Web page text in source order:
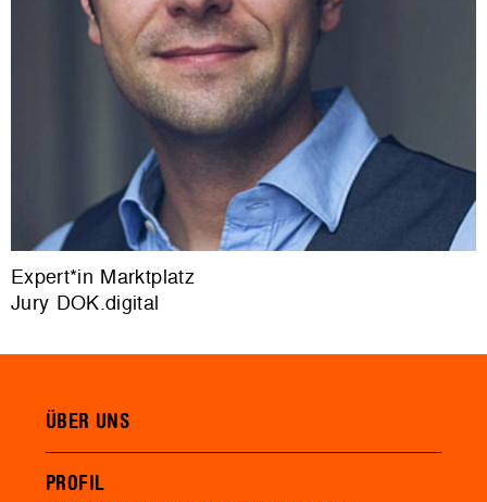
Expert*in Marktplatz
Jury DOK.digital
ÜBER UNS
PROFIL